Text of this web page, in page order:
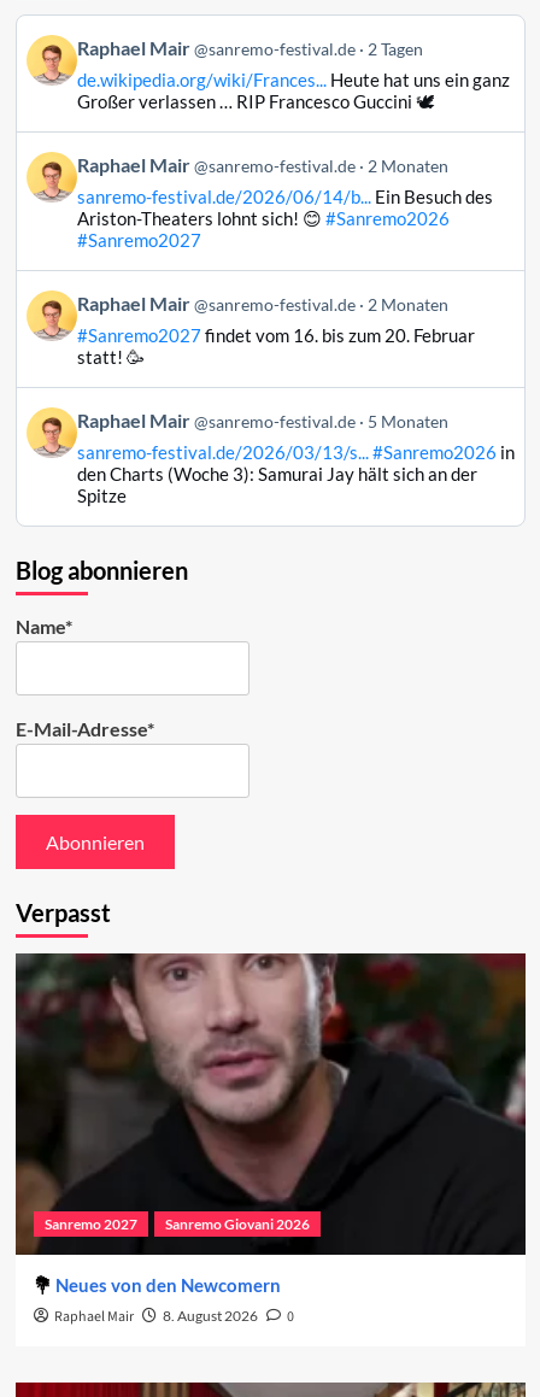
Beitrag
von
Raphael
Bluesky
ansehen
Raphael Mair @sanremo-festival.de 2 Tagen
de.wikipedia.org/wiki/Frances...Heute hat uns ein ganz
Großer verlassen … RIP Francesco Guccini 🕊️
Beitrag
von
Raphael
ansehen
Raphael Mair @sanremo-festival.de 2 Monaten
sanremo-festival.de/2026/06/14/b...Ein Besuch des
Ariston-Theaters lohnt sich! 😊 #Sanremo2026
#Sanremo2027
Beitrag
von
Raphael
Bluesky
ansehen
Raphael Mair @sanremo-festival.de 2 Monaten
#Sanremo2027findet vom 16. bis zum 20. Februar
statt! 🥳
Beitrag
von
Raphael
ansehen
Raphael Mair @sanremo-festival.de 5 Monaten
sanremo-festival.de/2026/03/13/s...#Sanremo2026 in
den Charts (Woche 3): Samurai Jay hält sich an der
Spitze
Blog abonnieren
Name*
E-Mail-Adresse*
Verpasst
Sanremo 2027 Sanremo Giovani 2026
Neues von den Newcomern
Raphael Mair 8. August 2026 0